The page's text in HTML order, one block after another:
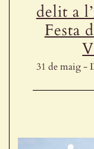
delit a
Festa
31 de maig -